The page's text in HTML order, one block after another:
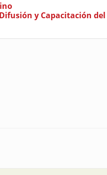
y Capacitación del